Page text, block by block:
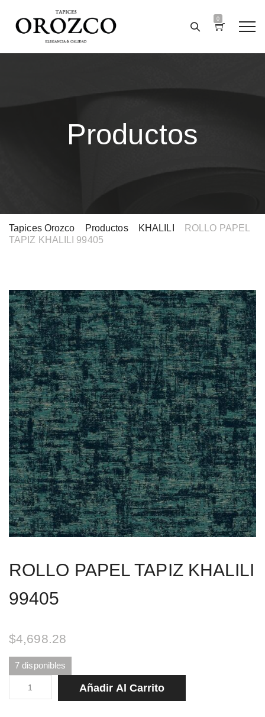
0
Productos
Tapices Orozco Productos> KHALILI
ROLLO PAPEL
TAPIZ KHALILI 99405
ROLLO PAPEL TAPIZ KHALILI
99405
$4,698.28
7 disponibles
ROLLO
PAPEL
Añadir Al Carrito